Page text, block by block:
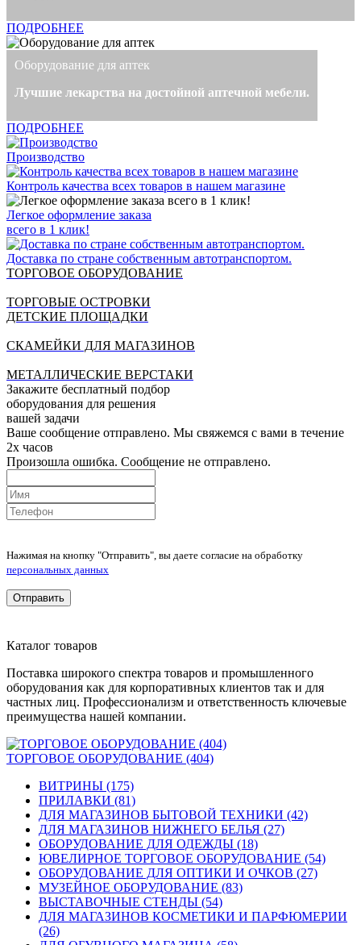
ПОДРОБНЕЕ
Оборудование для аптек
Лучшие лекарства на достойной аптечной мебели.
ПОДРОБНЕЕ
Производство
Контроль качества всех товаров в нашем магазине
Легкое оформление заказа
всего в 1 клик!
Доставка по стране собственным автотранспортом.
ТОРГОВОЕ ОБОРУДОВАНИЕ
ТОРГОВЫЕ ОСТРОВКИ
ДЕТСКИЕ ПЛОЩАДКИ
СКАМЕЙКИ ДЛЯ МАГАЗИНОВ
МЕТАЛЛИЧЕСКИЕ ВЕРСТАКИ
Закажите бесплатный подбор
оборудования для решения
вашей задачи
Ваше сообщение отправлено. Мы свяжемся с вами в течение
2х часов
Произошла ошибка. Сообщение не отправлено.
Нажимая на кнопку "Отправить", вы даете согласие на обработку
персональных данных
Отправить
Каталог товаров
Поставка широкого спектра товаров и промышленного
оборудования как для корпоративных клиентов так и для
частных лиц. Профессионализм и ответственность ключевые
преимущества нашей компании.
ТОРГОВОЕ ОБОРУДОВАНИЕ (404)
ВИТРИНЫ (175)
ПРИЛАВКИ (81)
ДЛЯ МАГАЗИНОВ БЫТОВОЙ ТЕХНИКИ (42)
ДЛЯ МАГАЗИНОВ НИЖНЕГО БЕЛЬЯ (27)
ОБОРУДОВАНИЕ ДЛЯ ОДЕЖДЫ (18)
ЮВЕЛИРНОЕ ТОРГОВОЕ ОБОРУДОВАНИЕ (54)
ОБОРУДОВАНИЕ ДЛЯ ОПТИКИ И ОЧКОВ (27)
МУЗЕЙНОЕ ОБОРУДОВАНИЕ (83)
ВЫСТАВОЧНЫЕ СТЕНДЫ (54)
ДЛЯ МАГАЗИНОВ КОСМЕТИКИ И ПАРФЮМЕРИИ
(26)